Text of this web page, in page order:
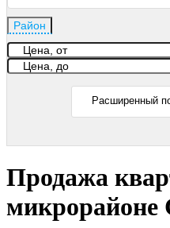
Район
Расширенный
Продажа